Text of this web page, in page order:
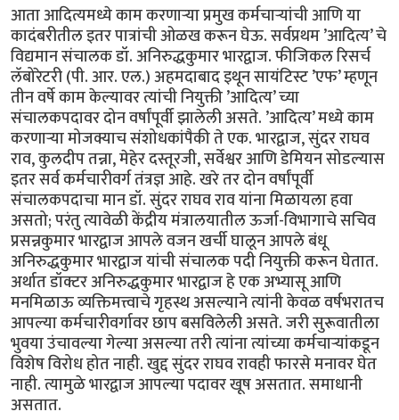
आता आदित्यमध्ये काम करणार्‍या प्रमुख कर्मचार्‍यांची आणि या
कादंबरीतील इतर पात्रांची ओळख करून घेऊ. सर्वप्रथम ’आदित्य’ चे
विद्यमान संचालक डॉ. अनिरुद्धकुमार भारद्वाज. फीजिकल रिसर्च
लॅबोरेटरी (पी. आर. एल.) अहमदाबाद इथून सायंटिस्ट ’एफ’ म्हणून
तीन वर्षे काम केल्यावर त्यांची नियुक्ती ’आदित्य’ च्या
संचालकपदावर दोन वर्षांपूर्वी झालेली असते. ’आदित्य’ मध्ये काम
करणार्‍या मोजक्याच संशोधकांपैकी ते एक. भारद्वाज, सुंदर राघव
राव, कुलदीप तन्ना, मेहेर दस्तूरजी, सर्वेश्वर आणि डेमियन सोडल्यास
इतर सर्व कर्मचारीवर्ग तंत्रज्ञ आहे. खरे तर दोन वर्षांपूर्वी
संचालकपदाचा मान डॉ. सुंदर राघव राव यांना मिळायला हवा
असतो; परंतु त्यावेळी केंद्रीय मंत्रालयातील ऊर्जा-विभागाचे सचिव
प्रसन्नकुमार भारद्वाज आपले वजन खर्ची घालून आपले बंधू
अनिरुद्धकुमार भारद्वाज यांची संचालक पदी नियुक्ती करून घेतात.
अर्थात डॉक्टर अनिरुद्धकुमार भारद्वाज हे एक अभ्यासू आणि
मनमिळाऊ व्यक्तिमत्त्वाचे गृहस्थ असल्याने त्यांनी केवळ वर्षभरातच
आपल्या कर्मचारीवर्गावर छाप बसविलेली असते. जरी सुरूवातीला
भुवया उंचावल्या गेल्या असल्या तरी त्यांना त्यांच्या कर्मचार्‍यांकडून
विशेष विरोध होत नाही. खुद्द सुंदर राघव रावही फारसे मनावर घेत
नाही. त्यामुळे भारद्वाज आपल्या पदावर खूष असतात. समाधानी
असतात.